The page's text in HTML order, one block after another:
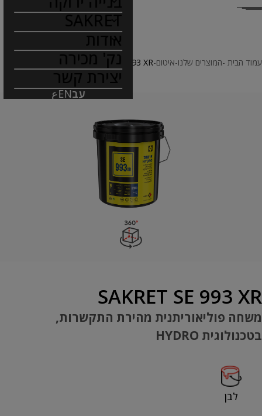
SAKRET
אודות
נק' מכירה
יצירת קשר
עבENع
עמוד הבית המוצרים שלנו איטום SAKRET SE 993 XR
SAKRET SE 993 XR
משחה פוליאוריתנית מהירת התקשרות,
בטכנולוגית HYDRO
לבן